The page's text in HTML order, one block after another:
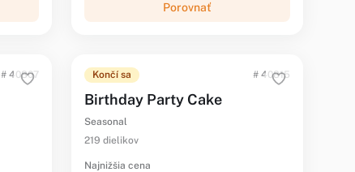
Porovnať
# 40807 Končí sa # 40815
Birthday Party Cake
Seasonal
219 dielikov
Najnižšia cena